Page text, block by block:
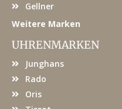
Gellner
Weitere Marken
UHRENMARKEN
Junghans
Rado
Oris